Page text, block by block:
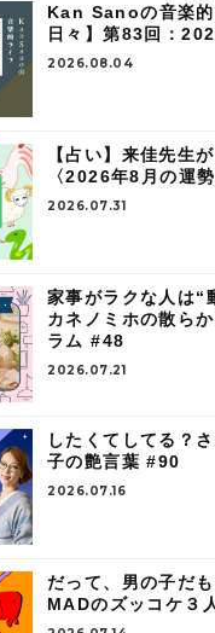
Kan Sanoの音楽的
日々】第83回：
2026.08.04
【占い】来佳先生
〈2026年8月の運勢
2026.07.31
家事がラクな人は“
カネノミホの散ら
ラム #48
2026.07.21
したくてしてる？
子の艶言葉 #90
2026.07.16
だって、男の子だ
MADのズッコケ３